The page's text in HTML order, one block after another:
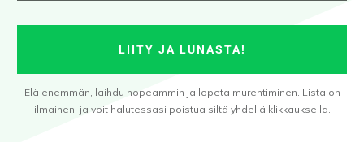
LIITY JA LUNASTA!
Elä enemmän, laihdu nopeammin ja lopeta murehtiminen. Lista on
ilmainen, ja voit halutessasi poistua siltä yhdellä klikkauksella.